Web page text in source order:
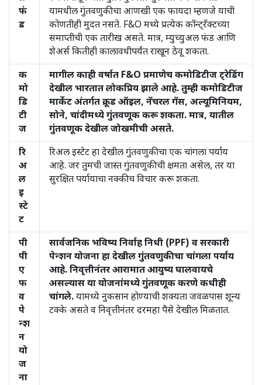
फं
ड
यामधील गुंतवणुकीचा आणखी एक फायदा म्हणजे याची
कोणतीही मुदत नसते. F&O मध्ये प्रत्येक कॉन्ट्रॅक्टच्या
समाप्तीची एक तारीख असते. मात्र, म्युच्युअल फंड आणि
शेअर्स कितीही कालावधीपर्यंत राखून ठेवू शकता.
क
मो
डि
टी
ज
मागील काही वर्षात F&O प्रमाणेच कमोडिटीज ट्रेडिंग
देखील भारतात लोकप्रिय झाले आहे. तुम्ही कमोडिटीज
मार्केट अंतर्गत क्रूड ऑइल, नॅचरल गॅस, अल्यूमिनियम,
सोने, चांदीमध्ये गुंतवणूक करू शकता. मात्र, यातील
गुंतवणूक देखील जोखमीची असते.
रि
अ
ल
इ
स्टे
ट
रिअल इस्टेट हा देखील गुंतवणुकीचा एक चांगला पर्याय
आहे. जर तुमची जास्त गुंतवणुकीची क्षमता असेल, तर या
सुरक्षित पर्यायाचा नक्कीच विचार करू शकता.
पी
पी
ए
फ
व
पे
न्श
न
यो
ज
ना
सार्वजनिक भविष्य निर्वाह निधी (PPF) व सरकारी
पेन्शन योजना हा देखील गुंतवणुकीचा चांगला पर्याय
आहे. निवृत्तीनंतर आरामात आयुष्य घालवायचे
असल्यास या योजनांमध्ये गुंतवणूक करणे कधीही
चांगले.यामध्ये नुकसान होण्याची शक्यता जवळपास शून्य
टक्के असते व निवृत्तीनंतर दरमहा पैसे देखील मिळतात.